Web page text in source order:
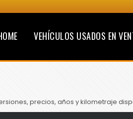
VEHÍCULOS USADOS EN
precios, años y kilometraje